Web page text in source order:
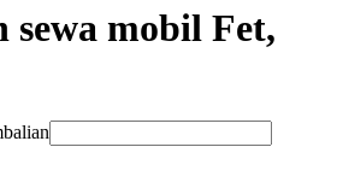
sewa mobil Fet,